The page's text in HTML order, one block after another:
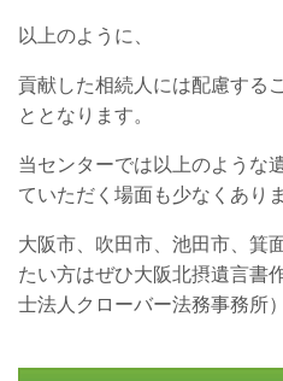
以上のように、
貢献した相続人には配慮する
ととなります。
当センターでは以上のような
ていただく場面も少なくあり
大阪市、吹田市、池田市、箕
たい方はぜひ大阪北摂遺言書
士法人クローバー法務事務所